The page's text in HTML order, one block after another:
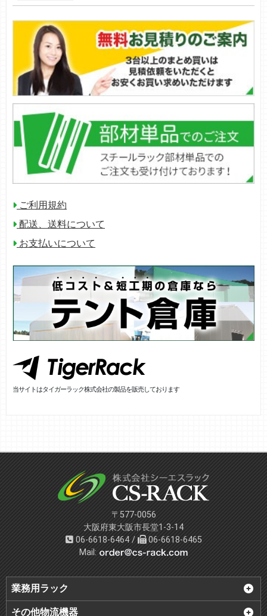
ご利用規約
配送、送料について
お支払いについて
当サイトはタイガーラック株式会社の製品を販売しております
〒577-0056
大阪府東大阪市長堂1-3-14
06-6618-6464 /
06-6618-6465
Mail:
業務用ラック
その他物流機器